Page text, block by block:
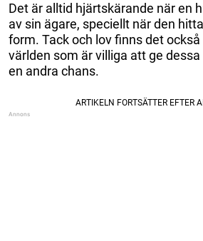
Det är alltid hjärtskärande när en
av sin ägare, speciellt när den
form. Tack och lov finns det
världen som är villiga att ge
en andra chans.